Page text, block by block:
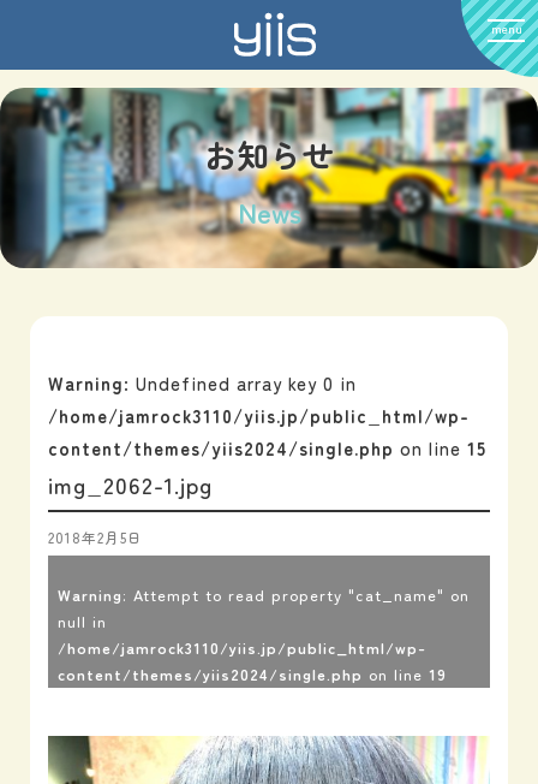
お知らせ
News
Warning: Undefined array key 0 in
/home/jamrock3110/yiis.jp/public_html/wp-
content/themes/yiis2024/single.php on line 15
img_2062-1.jpg
2018年2月5日
Warning: Attempt to read property "cat_name" on
null in
/home/jamrock3110/yiis.jp/public_html/wp-
content/themes/yiis2024/single.php on line 19
menu